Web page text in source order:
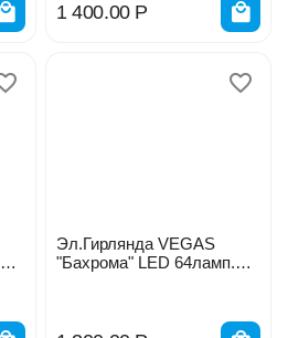
1 400.00 Р
Эл.Гирлянда VEGAS
"Бахрома" LED 64ламп.